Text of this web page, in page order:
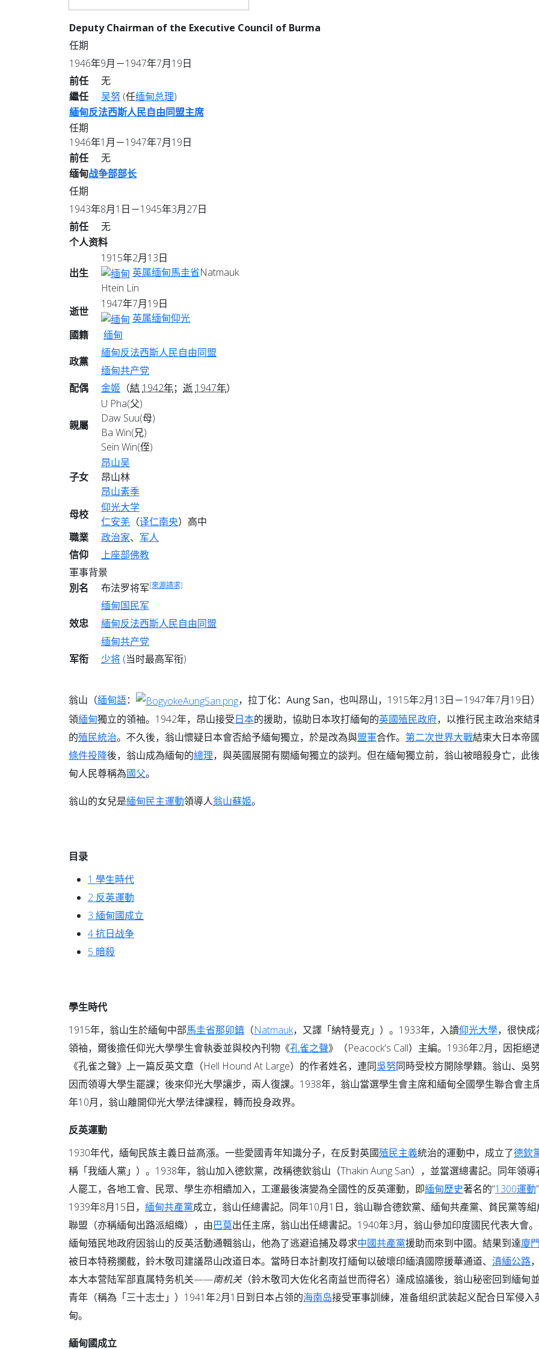
Deputy Chairman of the Executive Council of Burma
任期
1946年9月－1947年7月19日
前任
无
繼任
吴努 (任缅甸总理)
緬甸反法西斯人民自由同盟主席
任期
1946年1月－1947年7月19日
前任
无
缅甸战争部部长
任期
1943年8月1日－1945年3月27日
前任
无
个人资料
出生
1915年2月13日
英属缅甸馬圭省Natmauk
Htein Lin
逝世
1947年7月19日
英属缅甸仰光
國籍
缅甸
政黨
緬甸反法西斯人民自由同盟
缅甸共产党
配偶
金姬 （結 1942年； 逝 1947年）
親屬
U Pha(父)
Daw Suu(母)
Ba Win(兄)
Sein Win(侄)
子女
昂山吴
昂山林
昂山素季
母校
仰光大学
仁安羌 （译仁南央）高中
職業
政治家、 军人
信仰
上座部佛教
軍事背景
別名
布法罗将军[來源請求]
效忠
缅甸国民军
緬甸反法西斯人民自由同盟
缅甸共产党
军衔
少将 (当时最高军衔)
翁山 （緬甸語： ，拉丁化： Aung San，也叫昂山，1915年2月13日－1947年7月19日
領緬甸獨立的領袖。1942年，昂山接受日本的援助，協助日本攻打緬甸的英國殖民政府，以推行民主政治來結
的殖民統治。不久後，翁山懷疑日本會否給予緬甸獨立，於是改為與盟軍合作。 第二次世界大戰結束大日本帝
條件投降後，翁山成為緬甸的總理，與英國展開有關緬甸獨立的談判。但在緬甸獨立前，翁山被暗殺身亡，此
甸人民尊稱為國父。
翁山的女兒是緬甸民主運動領導人翁山蘇姬。
目录
1 學生時代
2 反英運動
3 緬甸國成立
4抗日战争
5 暗殺
學生時代
1915年，翁山生於緬甸中部馬圭省那卯鎮 （Natmauk，又譯「納特曼克」）。1933年，入讀仰光大學，很快成
領袖，爾後擔任仰光大學學生會執委並與校內刊物《孔雀之聲》（Peacock's Call）主編。1936年2月，因拒絕
《孔雀之聲》上一篇反英文章（Hell Hound At Large）的作者姓名，連同吳努同時受校方開除學籍。翁山、吳
因而領導大學生罷課；後來仰光大學讓步，兩人復課。1938年，翁山當選學生會主席和緬甸全國學生聯合會主
年10月，翁山離開仰光大學法律課程，轉而投身政界。
反英運動
1930年代，緬甸民族主義日益高漲。一些愛國青年知識分子，在反對英國殖民主義統治的運動中，成立了德欽
稱「我緬人黨」）。1938年，翁山加入德欽黨，改稱德欽翁山（Thakin Aung San），並當選總書記。同年領導
人罷工，各地工會、民眾、學生亦相續加入，工運最後演變為全國性的反英運動，即緬甸歷史著名的“1300運動
1939年8月15日， 緬甸共產黨成立，翁山任總書記。同年10月1日，翁山聯合德欽黨、緬甸共產黨、貧民黨等組
聯盟（亦稱緬甸出路派組織），由巴莫出任主席，翁山出任總書記。1940年3月，翁山參加印度國民代表大會。
緬甸殖民地政府因翁山的反英活動通輯翁山，他為了逃避追捕及尋求中國共產黨援助而來到中國。結果到達廈門
被日本特務攔截，鈴木敬司建議昂山改道日本。當時日本計劃攻打緬甸以破壞印緬滇國際援華通道、 滇緬公路
本大本营陆军部直属特务机关——南机关（鈴木敬司大佐化名南益世而得名）達成協議後，翁山秘密回到緬甸
青年（稱為「三十志士」）1941年2月1日到日本占领的海南岛接受軍事訓練，准备组织武装起义配合日军侵入
甸。
緬甸國成立